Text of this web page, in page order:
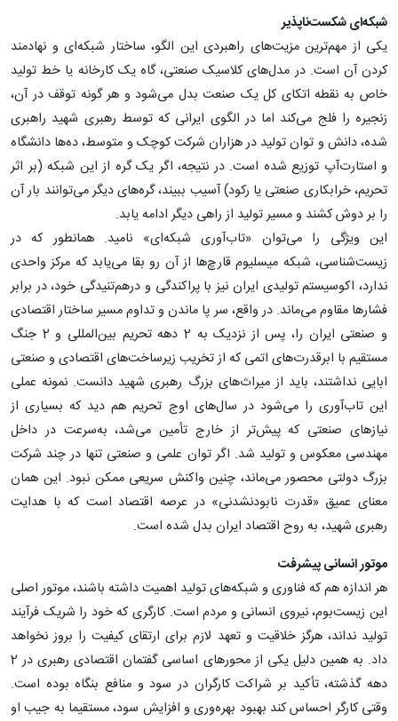
شبکه‌ای شکست‌ناپذیر
یکی از مهم‌ترین مزیت‌های راهبردی این الگو، ساختار شبکه‌ای و نهادمند
کردن آن است. در مدل‌های کلاسیک صنعتی، گاه یک کارخانه یا خط تولید
خاص به نقطه اتکای کل یک صنعت بدل می‌شود و هر گونه توقف در آن،
زنجیره را فلج می‌کند اما در الگوی ایرانی که توسط رهبری شهید راهبری
شده، دانش و توان تولید در هزاران شرکت کوچک و متوسط، ده‌ها دانشگاه
و استارت‌آپ توزیع شده است. در نتیجه، اگر یک گره از این شبکه (بر اثر
تحریم، خرابکاری صنعتی یا رکود) آسیب ببیند، گره‌های دیگر می‌توانند بار آن
را بر دوش کشند و مسیر تولید از راهی دیگر ادامه یابد.
این ویژگی را می‌توان «تاب‌آوری شبکه‌ای» نامید. همانطور که در
زیست‌شناسی، شبکه میسلیوم قارچ‌ها از آن رو بقا می‌یابد که مرکز واحدی
ندارد، اکوسیستم تولیدی ایران نیز با پراکندگی و درهم‌تنیدگی خود، در برابر
فشارها مقاوم می‌ماند. در واقع، سر پا ماندن و تداوم مسیر ساختار اقتصادی
و صنعتی ایران را، پس از نزدیک به 2 دهه تحریم بین‌المللی و 2 جنگ
مستقیم با ابرقدرت‌های اتمی که از تخریب زیرساخت‌های اقتصادی و صنعتی
ابایی نداشتند، باید از میراث‌های بزرگ رهبری شهید دانست. نمونه عملی
این تاب‌آوری را می‌شود در سال‌های اوج تحریم هم دید که بسیاری از
نیازهای صنعتی که پیش‌تر از خارج تأمین می‌شد، به‌سرعت در داخل
مهندسی معکوس و تولید شد. اگر توان علمی و صنعتی تنها در چند شرکت
بزرگ دولتی محصور می‌ماند، چنین واکنش سریعی ممکن نبود. این همان
معنای عمیق «قدرت نابودنشدنی» در عرصه اقتصاد است که با هدایت
رهبری شهید، به روح اقتصاد ایران بدل شده است.
موتور انسانی پیشرفت
هر اندازه هم که فناوری و شبکه‌های تولید اهمیت داشته باشند، موتور اصلی
این زیست‌بوم، نیروی انسانی و مردم است. کارگری که خود را شریک فرآیند
تولید نداند، هرگز خلاقیت و تعهد لازم برای ارتقای کیفیت را بروز نخواهد
داد. به همین دلیل یکی از محورهای اساسی گفتمان اقتصادی رهبری در 2
دهه گذشته، تأکید بر شراکت کارگران در سود و منافع بنگاه بوده است.
وقتی کارگر احساس کند بهبود بهره‌وری و افزایش سود، مستقیما به جیب او